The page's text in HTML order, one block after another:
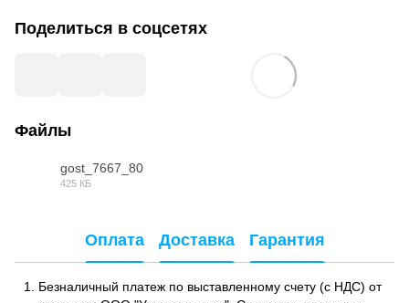
Поделиться в соцсетях
Файлы
gost_7667_80
425 КБ
Оплата Доставка Гарантия
Безналичный платеж по выставленному счету (с НДС) от